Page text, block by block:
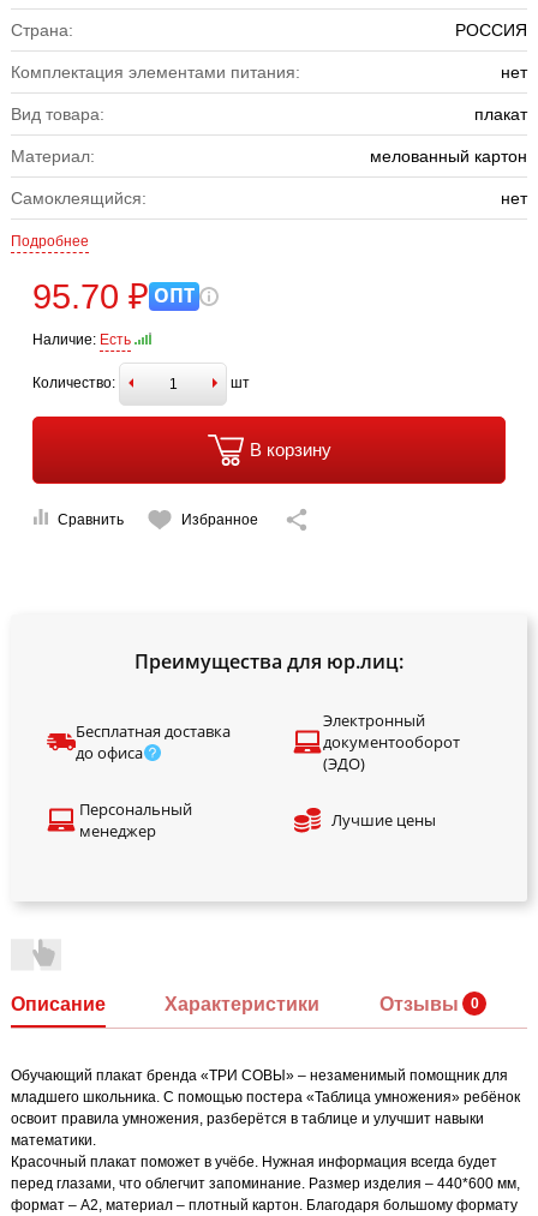
Страна: РОССИЯ
Комплектация элементами питания: нет
Вид товара: плакат
Материал: мелованный картон
Самоклеящийся: нет
Подробнее
95.70 ₽ ОПТ
Наличие: Есть
Количество: шт
В корзину
Сравнить Избранное
Преимущества для юр.лиц:
Бесплатная доставка
до офиса
Электронный
документооборот
(ЭДО)
Персональный
менеджер
Лучшие цены
Описание Характеристики Отзывы
Обучающий плакат бренда «ТРИ СОВЫ» – незаменимый помощник для
младшего школьника. С помощью постера «Таблица умножения» ребёнок
освоит правила умножения, разберётся в таблице и улучшит навыки
математики.
Красочный плакат поможет в учёбе. Нужная информация всегда будет
перед глазами, что облегчит запоминание. Размер изделия – 440*600 мм,
формат – А2, материал – плотный картон. Благодаря большому формату